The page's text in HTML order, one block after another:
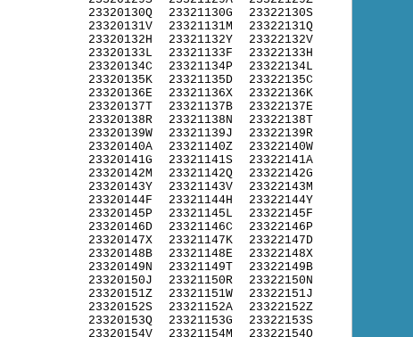
23320130Q
23320131V
23320132H
23320133L
23320134C
23320135K
23320136E
23320137T
23320138R
23320139W
23320140A
23320141G
23320142M
23320143Y
23320144F
23320145P
23320146D
23320147X
23320148B
23320149N
23320150J
23320151Z
23320152S
23320153Q
23320154V
23321130G
23321131M
23321132Y
23321133F
23321134P
23321135D
23321136X
23321137B
23321138N
23321139J
23321140Z
23321141S
23321142Q
23321143V
23321144H
23321145L
23321146C
23321147K
23321148E
23321149T
23321150R
23321151W
23321152A
23321153G
23321154M
23322130S
23322131Q
23322132V
23322133H
23322134L
23322135C
23322136K
23322137E
23322138T
23322139R
23322140W
23322141A
23322142G
23322143M
23322144Y
23322145F
23322146P
23322147D
23322148X
23322149B
23322150N
23322151J
23322152Z
23322153S
23322154Q